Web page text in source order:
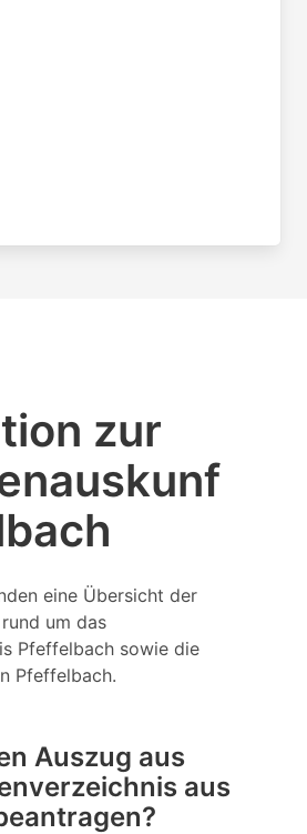
zur
eine Übersicht der
um das
Pfeffelbach sowie die
Pfeffelbach.
Auszug aus
aus